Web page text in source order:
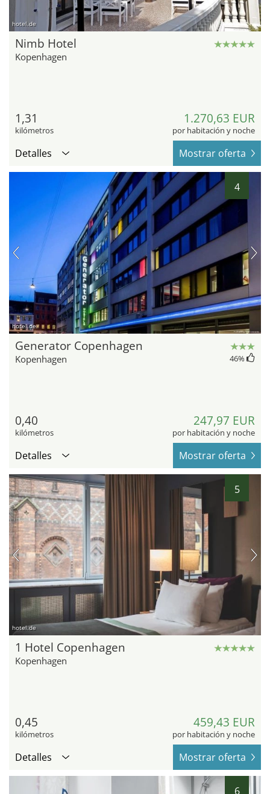
hotel.de
Nimb Hotel
Kopenhagen
1,31
kilómetros
1.270,63 EUR
por habitación y noche
Detalles Mostrar oferta
4
hotel.de
Generator Copenhagen
Kopenhagen 46%
0,40
kilómetros
247,97 EUR
por habitación y noche
Detalles Mostrar oferta
5
hotel.de
1 Hotel Copenhagen
Kopenhagen
0,45
kilómetros
459,43 EUR
por habitación y noche
Detalles Mostrar oferta
6